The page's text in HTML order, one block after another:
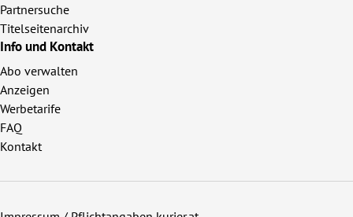
Partnersuche
Titelseitenarchiv
Info und Kontakt
Abo verwalten
Anzeigen
Werbetarife
FAQ
Kontakt